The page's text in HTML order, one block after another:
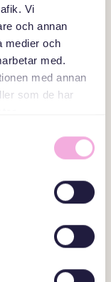
Vi
och annan
medier och
med.
med annan
som de har
2023
får
inte en